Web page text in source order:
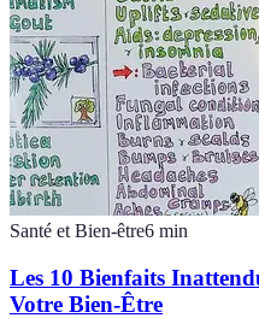
Santé et Bien-être6 min
Les 10 Bienfaits
Votre Bien-Être